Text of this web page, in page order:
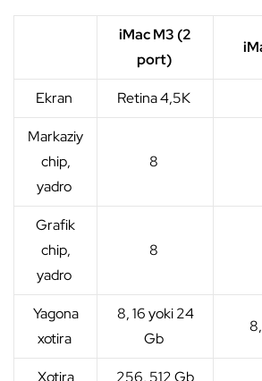
iMac M3 (2
port)
Ekran Retina 4,5K
Markaziy
chip,
yadro
8
Grafik
chip,
yadro
8
Yagona
xotira
8, 16 yoki 24
Gb
Xotira 256, 512 Gb